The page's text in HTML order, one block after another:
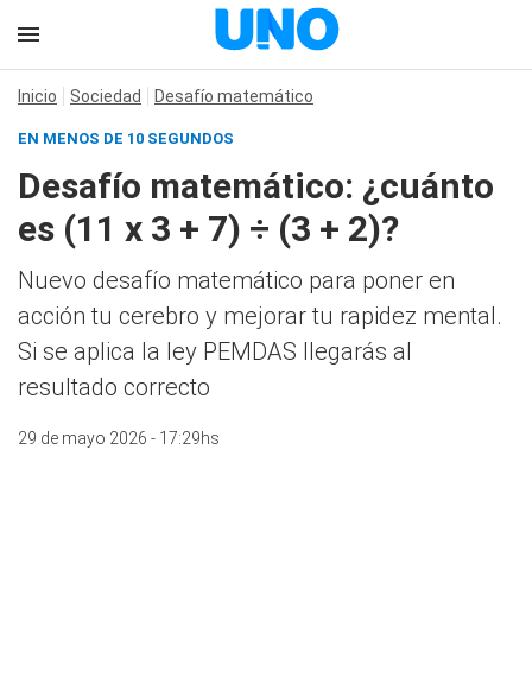
Inicio Sociedad Desafío matemático
EN MENOS DE 10 SEGUNDOS
Desafío matemático: ¿cuánto
es (11 x 3 + 7) ÷ (3 + 2)?
Nuevo desafío matemático para poner en
acción tu cerebro y mejorar tu rapidez mental.
Si se aplica la ley PEMDAS llegarás al
resultado correcto
29 de mayo 2026 - 17:29hs